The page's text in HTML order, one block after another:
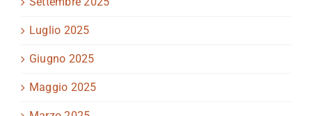
Luglio 2025
Giugno 2025
Maggio 2025